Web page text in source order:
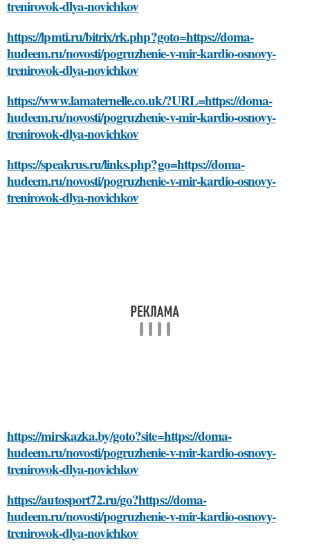
trenirovok-dlya-novichkov
https://lpmti.ru/bitrix/rk.php?goto=https://doma-
hudeem.ru/novosti/pogruzhenie-v-mir-kardio-osnovy-
trenirovok-dlya-novichkov
https://www.lamaternelle.co.uk/?URL=https://doma-
hudeem.ru/novosti/pogruzhenie-v-mir-kardio-osnovy-
trenirovok-dlya-novichkov
https://speakrus.ru/links.php?go=https://doma-
hudeem.ru/novosti/pogruzhenie-v-mir-kardio-osnovy-
trenirovok-dlya-novichkov
https://mirskazka.by/goto?site=https://doma-
hudeem.ru/novosti/pogruzhenie-v-mir-kardio-osnovy-
trenirovok-dlya-novichkov
https://autosport72.ru/go?https://doma-
hudeem.ru/novosti/pogruzhenie-v-mir-kardio-osnovy-
trenirovok-dlya-novichkov